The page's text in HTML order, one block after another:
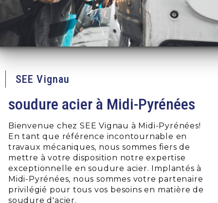
SEE Vignau
soudure acier à Midi-Pyrénées
Bienvenue chez SEE Vignau à Midi-Pyrénées!
En tant que référence incontournable en
travaux mécaniques, nous sommes fiers de
mettre à votre disposition notre expertise
exceptionnelle en soudure acier. Implantés à
Midi-Pyrénées, nous sommes votre partenaire
privilégié pour tous vos besoins en matière de
soudure d'acier.